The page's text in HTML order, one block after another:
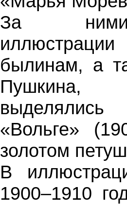
За ними
былинам, а
Пушкина,
«Вольге»
золотом
В
1900–1910